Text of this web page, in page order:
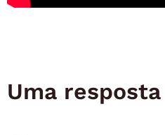
Uma resposta